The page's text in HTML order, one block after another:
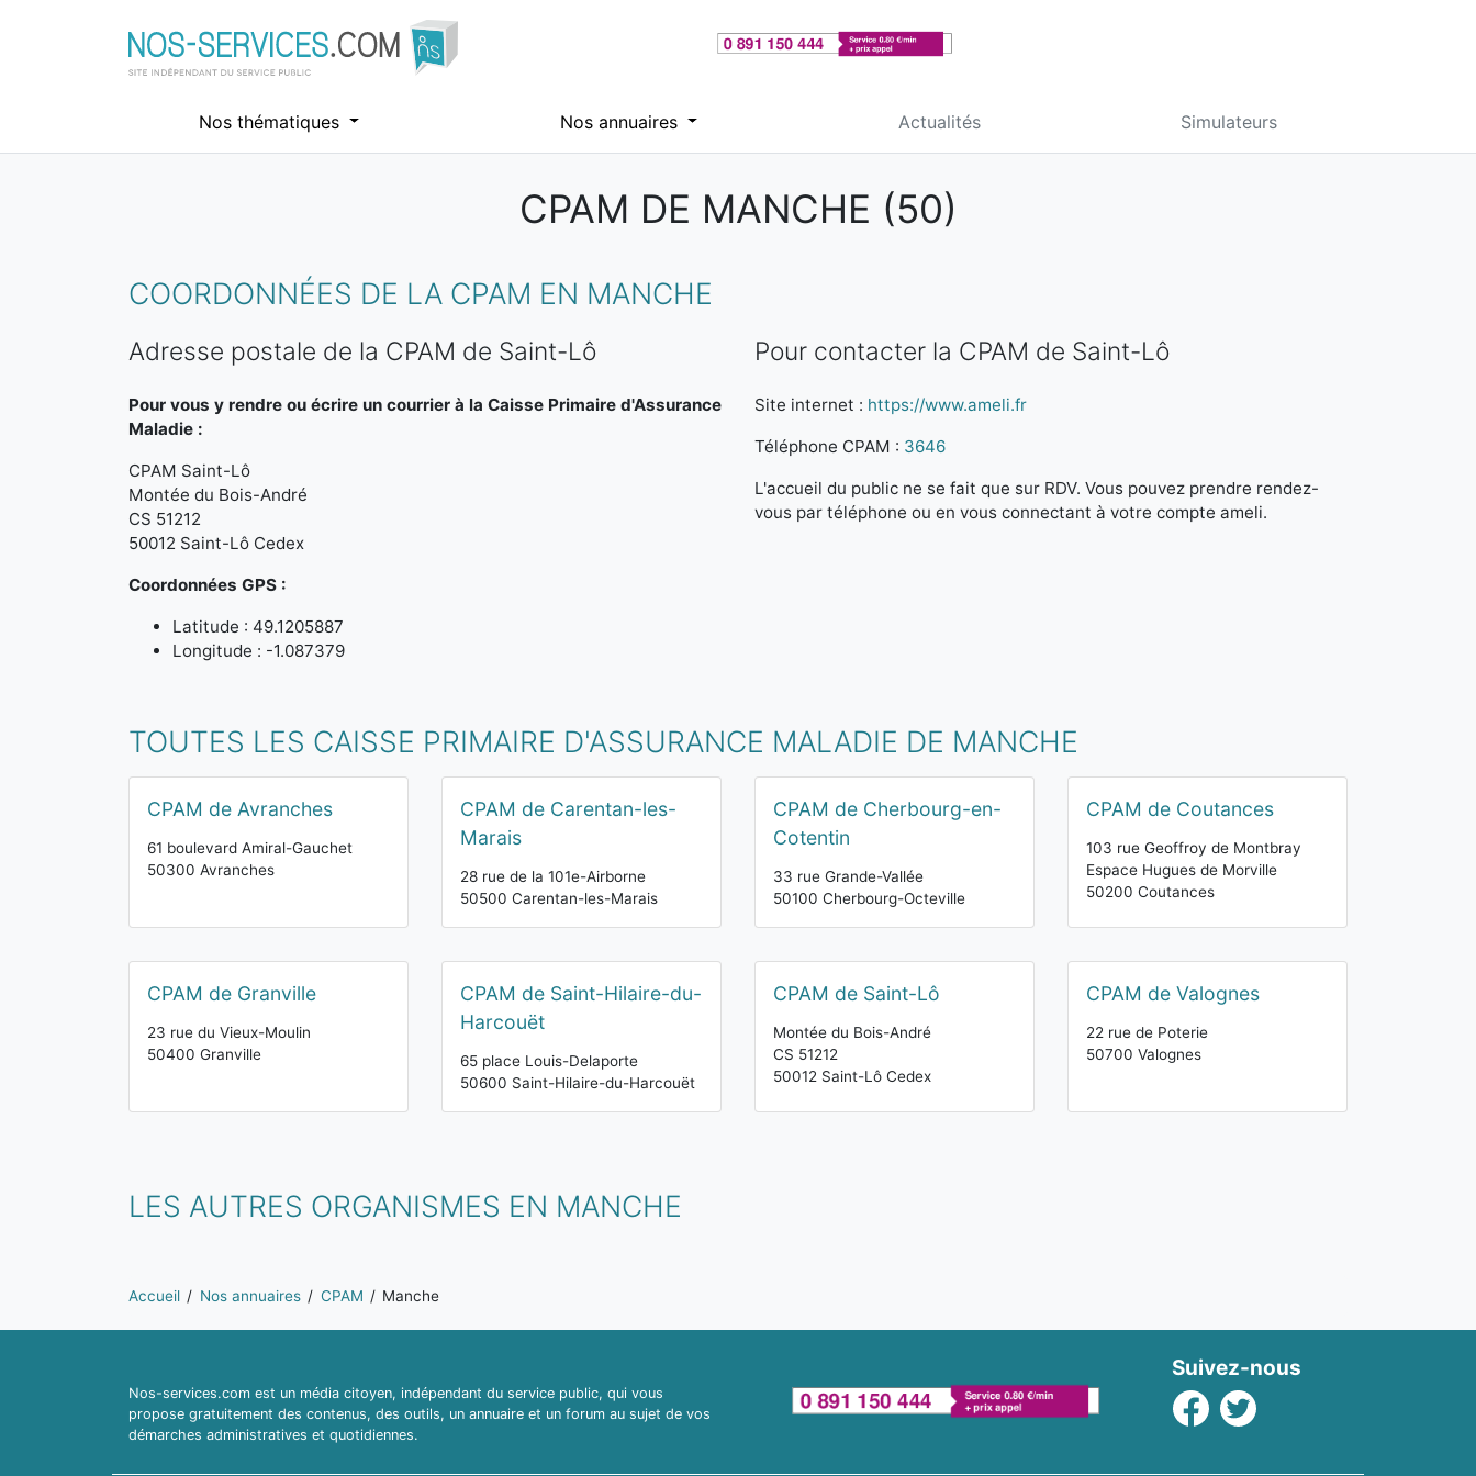
Nos thématiques Nos annuaires Actualités Simulateurs
CPAM DE MANCHE (50)
COORDONNÉES DE LA CPAM EN MANCHE
Adresse postale de la CPAM de Saint-Lô
Pour vous y rendre ou écrire un courrier à la Caisse Primaire d'Assurance
Maladie :
CPAM Saint-Lô
Montée du Bois-André
CS 51212
50012 Saint-Lô Cedex
Coordonnées GPS :
Latitude : 49.1205887
Longitude : -1.087379
Pour contacter la CPAM de Saint-Lô
Site internet : https://www.ameli.fr
Téléphone CPAM : 3646
L'accueil du public ne se fait que sur RDV. Vous pouvez prendre rendez-
vous par téléphone ou en vous connectant à votre compte ameli.
TOUTES LES CAISSE PRIMAIRE D'ASSURANCE MALADIE DE MANCHE
CPAM de Avranches
61 boulevard Amiral-Gauchet
50300 Avranches
CPAM de Carentan-les-
Marais
28 rue de la 101e-Airborne
50500 Carentan-les-Marais
CPAM de Cherbourg-en-
Cotentin
33 rue Grande-Vallée
50100 Cherbourg-Octeville
CPAM de Coutances
103 rue Geoffroy de Montbray
Espace Hugues de Morville
50200 Coutances
CPAM de Granville
23 rue du Vieux-Moulin
50400 Granville
CPAM de Saint-Hilaire-du-
Harcouët
65 place Louis-Delaporte
50600 Saint-Hilaire-du-Harcouët
CPAM de Saint-Lô
Montée du Bois-André
CS 51212
50012 Saint-Lô Cedex
CPAM de Valognes
22 rue de Poterie
50700 Valognes
LES AUTRES ORGANISMES EN MANCHE
Vous êtes ici:
Accueil Nos annuaires CPAM Manche
Nos-services.com est un média citoyen, indépendant du service public, qui vous
propose gratuitement des contenus, des outils, un annuaire et un forum au sujet de vos
démarches administratives et quotidiennes.
Suivez-nous
Facebook
Twitter